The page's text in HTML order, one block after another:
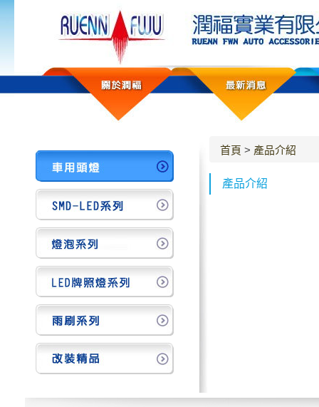
首頁 > 產品介紹
產品介紹